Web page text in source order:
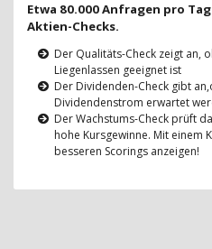
Etwa 80.000 Anfragen pro
Aktien-Checks.
Der Qualitäts-Check zeigt an,
Liegenlassen geeignet ist
Der Dividenden-Check gibt
Dividendenstrom erwartet
Der Wachstums-Check prüft
hohe Kursgewinne. Mit einem
besseren Scorings anzeigen!